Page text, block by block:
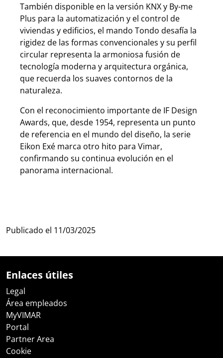
También disponible en la versión KNX y By-me
Plus para la automatización y el control de
viviendas y edificios, el mando Tondo desafía la
rigidez de las formas convencionales y su perfil
circular representa la armoniosa fusión de
tecnología moderna y arquitectura orgánica,
que recuerda los suaves contornos de la
naturaleza.
Con el reconocimiento importante de IF Design
Awards, que, desde 1954, representa un punto
de referencia en el mundo del diseño, la serie
Eikon Exé marca otro hito para Vimar,
confirmando su continua evolución en el
panorama internacional.
Publicado el 11/03/2025
Enlaces útiles
Legal
Área empleados
MyVIMAR
Portal
Partner Area
Cookie